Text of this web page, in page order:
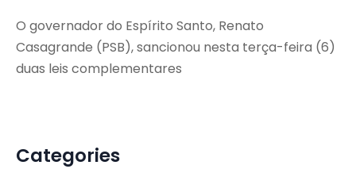
O governador do Espírito Santo, Renato
Casagrande (PSB), sancionou nesta terça-feira (6)
duas leis complementares
Categories